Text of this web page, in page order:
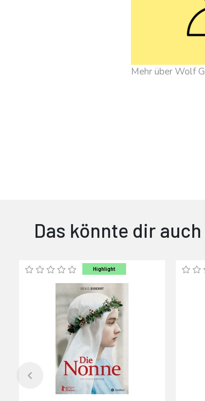
Mehr über Wolf
Das könnte dir
Highlight